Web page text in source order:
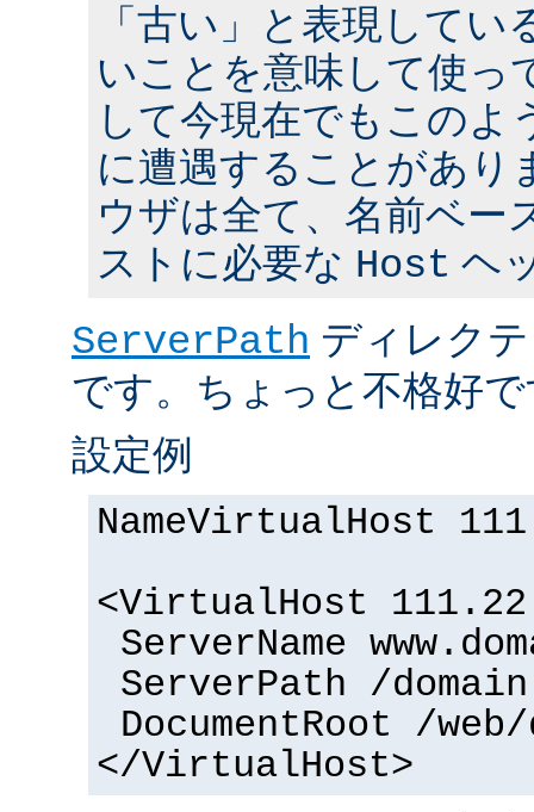
「古い」と表現してい
いことを意味して使っ
して今現在でもこのよ
に遭遇することがあり
ウザは全て、名前ベー
ストに必要な Host ヘ
ServerPath ディレク
です。ちょっと不格好
設定例
NameVirtualHost
<VirtualHost
ServerName
ServerPath /domain
DocumentRoot /web/
</VirtualHost>